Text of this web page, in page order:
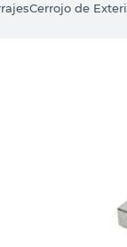
Cerrojo de